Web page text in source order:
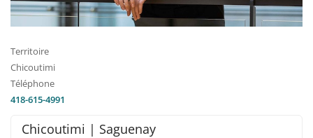
Territoire
Chicoutimi
Téléphone
418-615-4991
Chicoutimi | Saguenay